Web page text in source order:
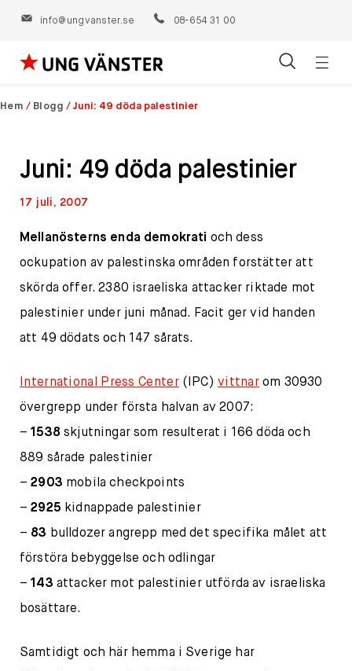
info@ungvanster.se 08-654 31 00
Hoppa
till
Hem / Blogg /Juni: 49 döda palestinier
Juni: 49 döda palestinier
17 juli, 2007
Mellanösterns enda demokrati och dess
ockupation av palestinska områden forstätter att
skörda offer. 2380 israeliska attacker riktade mot
palestinier under juni månad. Facit ger vid handen
att 49 dödats och 147 sårats.
International Press Center(IPC) vittnar om 30930
övergrepp under första halvan av 2007:
–1538 skjutningar som resulterat i 166 döda och
889 sårade palestinier
–2903 mobila checkpoints
–2925 kidnappade palestinier
– 83 bulldozer angrepp med det specifika målet att
förstöra bebyggelse och odlingar
–143 attacker mot palestinier utförda av israeliska
bosättare.
Samtidigt och här hemma i Sverige har